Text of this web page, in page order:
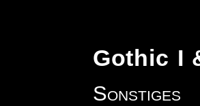
Gothic I
Sonstiges